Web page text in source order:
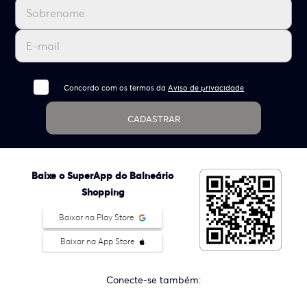
Concordo com os termos daAviso de privacidade
CADASTRAR
Baixe o SuperApp do Balneário
Shopping
Baixar na Play Store
Baixar na App Store
Conecte-se também: